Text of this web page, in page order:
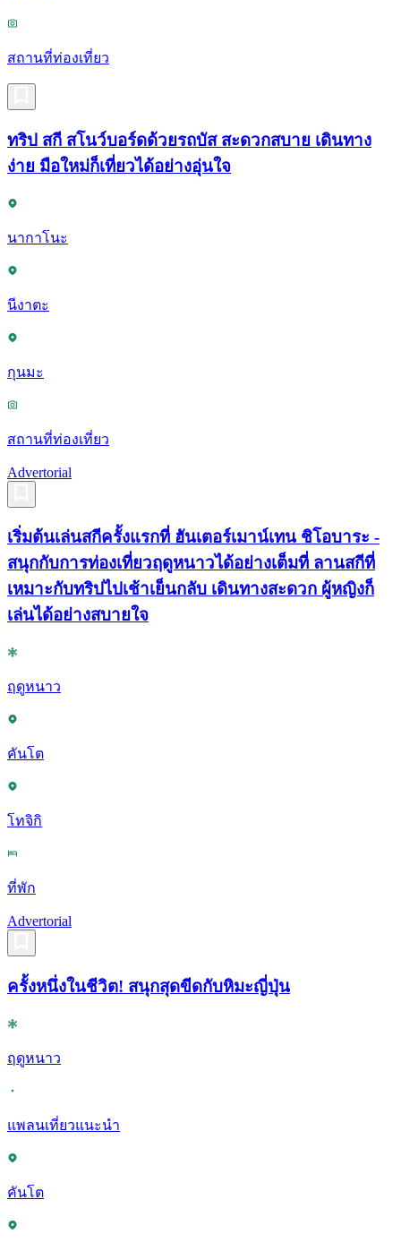
สถานที่ท่องเที่ยว
ทริป สกี สโนว์บอร์ดด้วยรถบัส สะดวกสบาย เดินทาง
ง่าย มือใหม่ก็เที่ยวได้อย่างอุ่นใจ
นากาโนะ
นีงาตะ
กุนมะ
สถานที่ท่องเที่ยว
Advertorial
เริ่มต้นเล่นสกีครั้งแรกที่ ฮันเตอร์เมาน์เทน ชิโอบาระ -
สนุกกับการท่องเที่ยวฤดูหนาวได้อย่างเต็มที่ ลานสกีที่
เหมาะกับทริปไปเช้าเย็นกลับ เดินทางสะดวก ผู้หญิงก็
เล่นได้อย่างสบายใจ
ฤดูหนาว
คันโต
โทจิกิ
ที่พัก
Advertorial
ครั้งหนึ่งในชีวิต! สนุกสุดขีดกับหิมะญี่ปุ่น
ฤดูหนาว
แพลนเที่ยวแนะนำ
คันโต